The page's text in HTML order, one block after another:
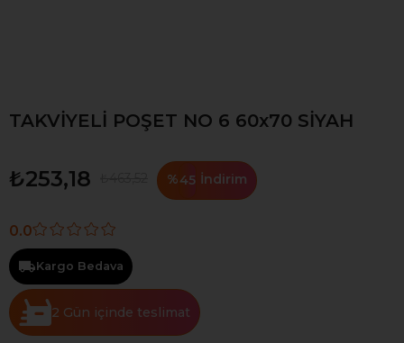
TAKVİYELİ POŞET NO 6 60x70 SİYAH
₺253,18 %45 İndirim
0.0
Kargo Bedava
2 Gün